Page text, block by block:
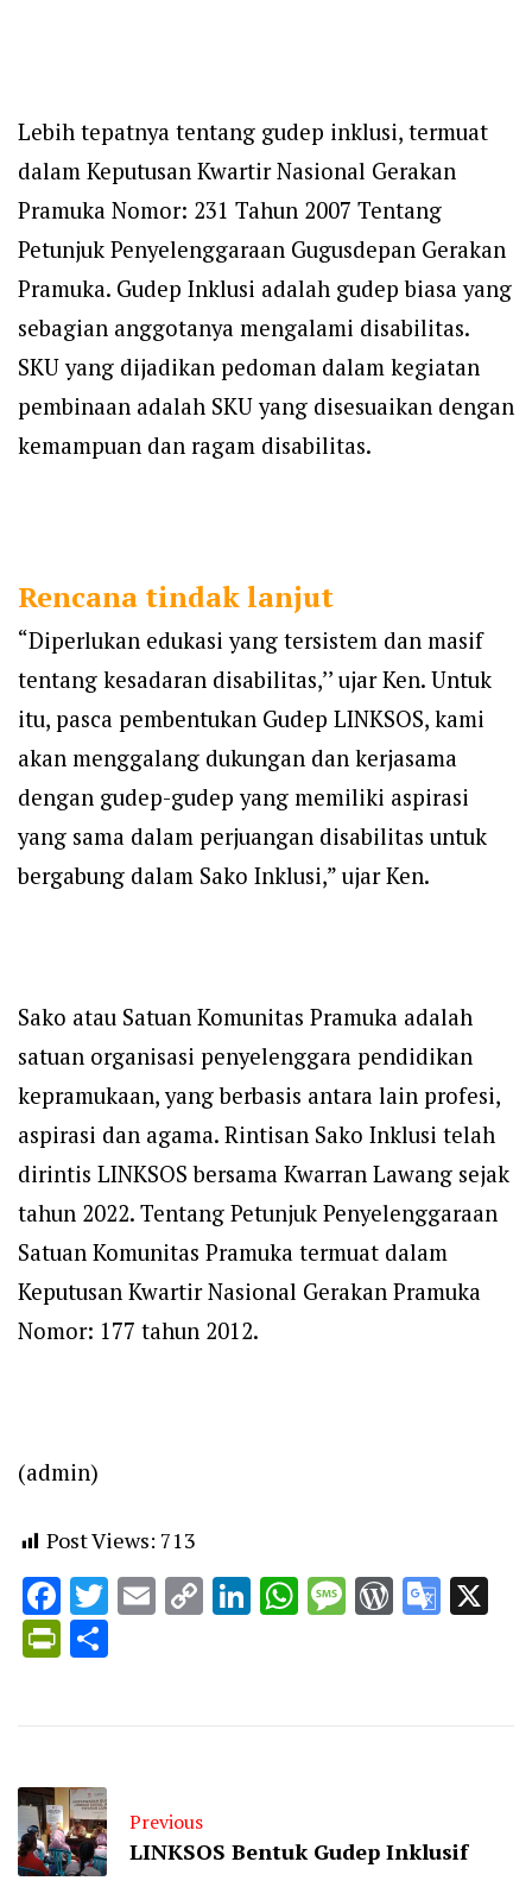
Lebih tepatnya tentang gudep inklusi, termuat
dalam Keputusan Kwartir Nasional Gerakan
Pramuka Nomor: 231 Tahun 2007 Tentang
Petunjuk Penyelenggaraan Gugusdepan Gerakan
Pramuka. Gudep Inklusi adalah gudep biasa yang
sebagian anggotanya mengalami disabilitas.
SKU yang dijadikan pedoman dalam kegiatan
pembinaan adalah SKU yang disesuaikan dengan
kemampuan dan ragam disabilitas.
Rencana tindak lanjut
“Diperlukan edukasi yang tersistem dan masif
tentang kesadaran disabilitas,’’ ujar Ken. Untuk
itu, pasca pembentukan Gudep LINKSOS, kami
akan menggalang dukungan dan kerjasama
dengan gudep-gudep yang memiliki aspirasi
yang sama dalam perjuangan disabilitas untuk
bergabung dalam Sako Inklusi,” ujar Ken.
Sako atau Satuan Komunitas Pramuka adalah
satuan organisasi penyelenggara pendidikan
kepramukaan, yang berbasis antara lain profesi,
aspirasi dan agama. Rintisan Sako Inklusi telah
dirintis LINKSOS bersama Kwarran Lawang sejak
tahun 2022. Tentang Petunjuk Penyelenggaraan
Satuan Komunitas Pramuka termuat dalam
Keputusan Kwartir Nasional Gerakan Pramuka
Nomor: 177 tahun 2012.
(admin)
Post Views: 713
Facebook
Twitter
EmailCopyLinkedIn
WhatsApp
Message
PrintFriendly
Previous
LINKSOS Bentuk Gudep Inklusif